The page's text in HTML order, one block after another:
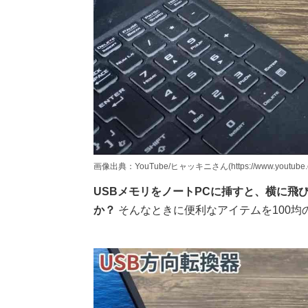
画像出典：YouTube/ヒャッキニさん(https://
USBメモリをノートPCに挿すと、横に飛
か？ そんなときに便利なアイテムを100均